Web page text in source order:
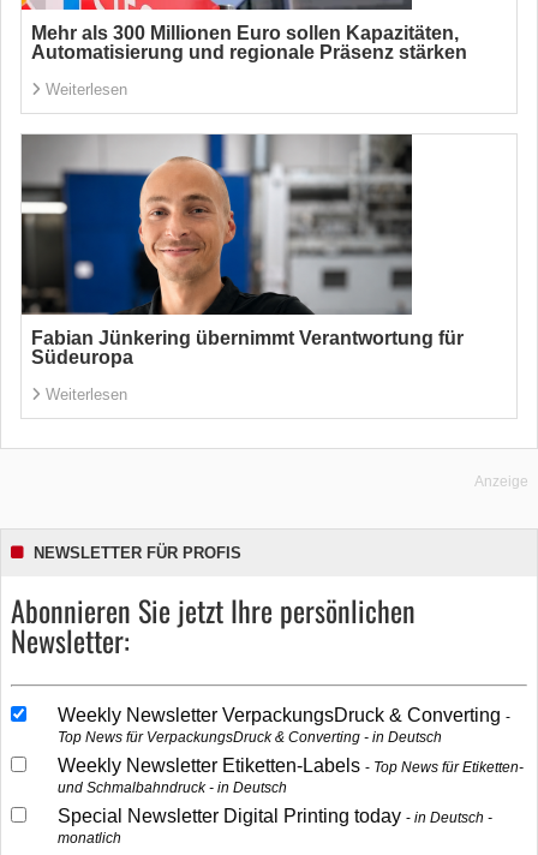
Mehr als 300 Millionen Euro sollen Kapazitäten,
Automatisierung und regionale Präsenz stärken
Weiterlesen
Fabian Jünkering übernimmt Verantwortung für
Südeuropa
Weiterlesen
Anzeige
NEWSLETTER FÜR PROFIS
Abonnieren Sie jetzt Ihre persönlichen
Newsletter:
Weekly Newsletter VerpackungsDruck & Converting
Top News für VerpackungsDruck & Converting - in Deutsch
Weekly Newsletter Etiketten-Labels
Top News für Etiketten-
und Schmalbahndruck - in Deutsch
Special Newsletter Digital Printing today
in Deutsch -
monatlich